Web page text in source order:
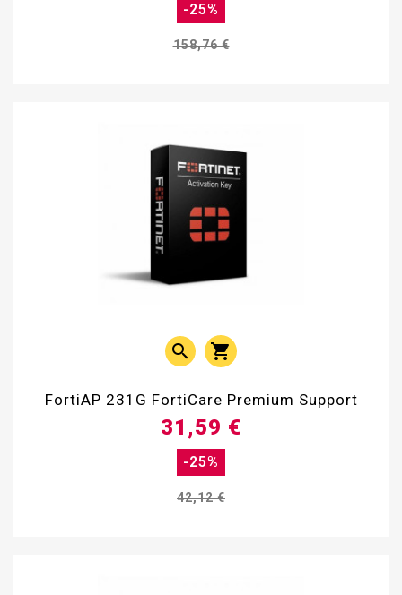
158,76 €
-25%
 
FortiAP 231G FortiCare Premium Support
42,12 €
-25%
31,59 €